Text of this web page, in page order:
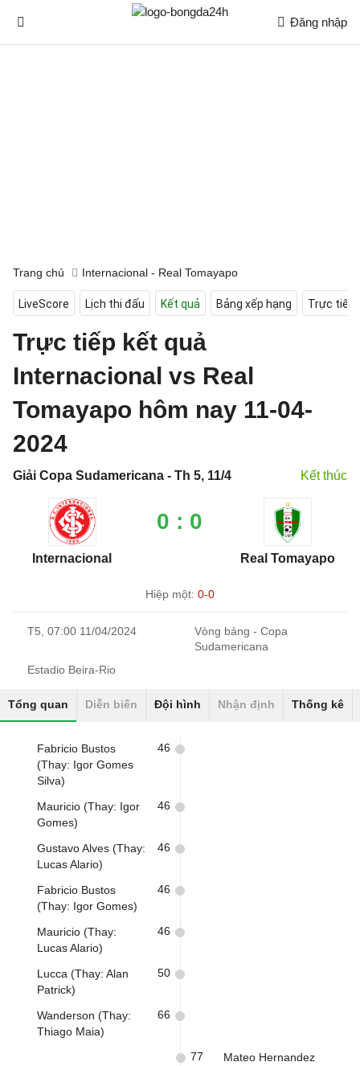
Đăng nhập
Trang chủ Internacional - Real Tomayapo
LiveScore Lịch thi đấu Kết quả Bảng xếp hạng Trực tiếp
Trực tiếp kết quả
Internacional vs Real
Tomayapo hôm nay 11-04-
2024
Giải Copa Sudamericana - Th 5, 11/4 Kết thúc
Internacional
0 : 0
Real Tomayapo
Hiệp một: 0-0
T5, 07:00 11/04/2024
Vòng bảng - Copa
Sudamericana
Estadio Beira-Rio
Tổng quan Diễn biến Đội hình Nhận định Thống kê
Fabricio Bustos
(Thay: Igor Gomes
Silva)
46
Mauricio (Thay: Igor
Gomes)
46
Gustavo Alves (Thay:
Lucas Alario)
46
Fabricio Bustos
(Thay: Igor Gomes)
46
Mauricio (Thay:
Lucas Alario)
46
Lucca (Thay: Alan
Patrick)
50
Wanderson (Thay:
Thiago Maia)
66
Mateo Hernandez
77